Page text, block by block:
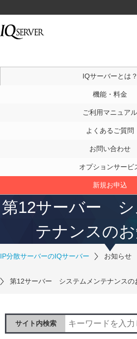
IQサーバーとは？
機能・料金
ご利用マニュアル
よくあるご質問
お問い合わせ
オプションサービ
新規お申込
第12サーバー シ
テナンスの
IP分散サーバーのIQサーバー お知らせ
第12サーバー システムメンテナンスの
サイト内検索